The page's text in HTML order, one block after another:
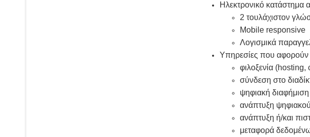
Ηλεκτρονικό κατάστημα
2 τουλάχιστον
Μobile responsive
Λογισμικά
Υπηρεσίες που αφορούν
φιλοξενία
σύνδεση στο
ψηφιακή
ανάπτυξη
ανάπτυξη ή/και
μεταφορά